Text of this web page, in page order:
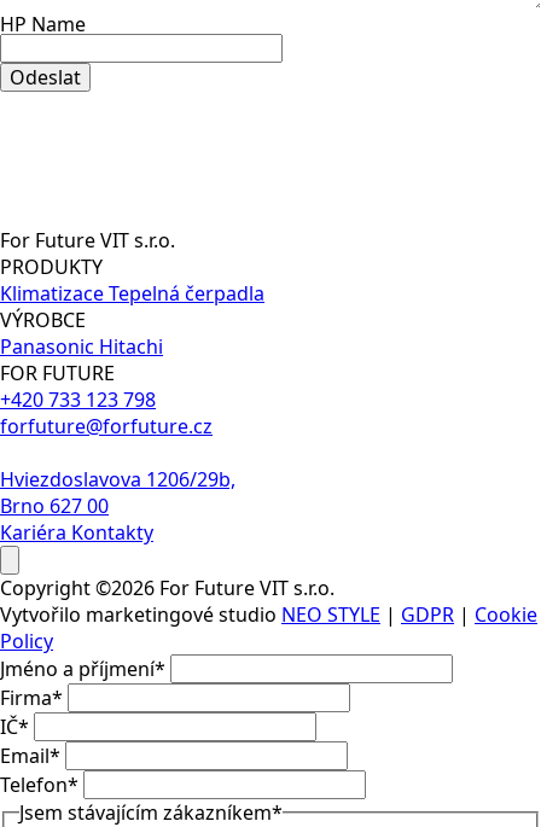
HP Name
Odeslat
For Future VIT s.r.o.
PRODUKTY
KlimatizaceTepelná čerpadla
VÝROBCE
Panasonic Hitachi
FOR FUTURE
+420 733 123 798
forfuture@forfuture.cz
Hviezdoslavova 1206/29b,
Brno 627 00
Kariéra Kontakty
Copyright ©2026 For Future VIT s.r.o.
Vytvořilo marketingové studio NEO STYLE | GDPR | Cookie
Policy
Jméno a příjmení*
Firma*
IČ*
Email*
Telefon*
Jsem stávajícím zákazníkem*